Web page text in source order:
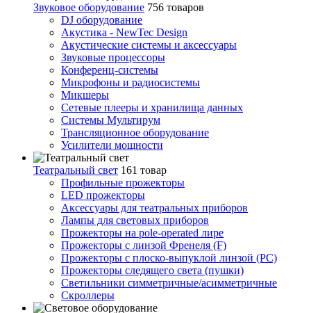
Звуковое оборудование 756 товаров
DJ оборудование
Акустика - NewTec Design
Акустические системы и аксессуары
Звуковые процессоры
Конференц-системы
Микрофоны и радиосистемы
Микшеры
Сетевые плееры и хранилища данных
Системы Мультирум
Трансляционное оборудование
Усилители мощности
Театральный свет 161 товар
Профильные прожекторы
LED прожекторы
Аксессуары для театральных приборов
Лампы для световых приборов
Прожекторы на pole-operated лире
Прожекторы с линзой Френеля (F)
Прожекторы с плоско-выпуклой линзой (PC)
Прожекторы следящего света (пушки)
Светильники симметричные/асимметричные
Скроллеры